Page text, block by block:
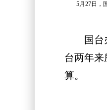
5月27日，
国台办
台两年
算。